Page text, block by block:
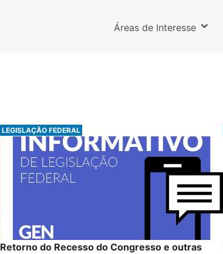
Áreas de Interesse
LEGISLAÇÃO FEDERAL
Retorno do Recesso do Congresso e outras